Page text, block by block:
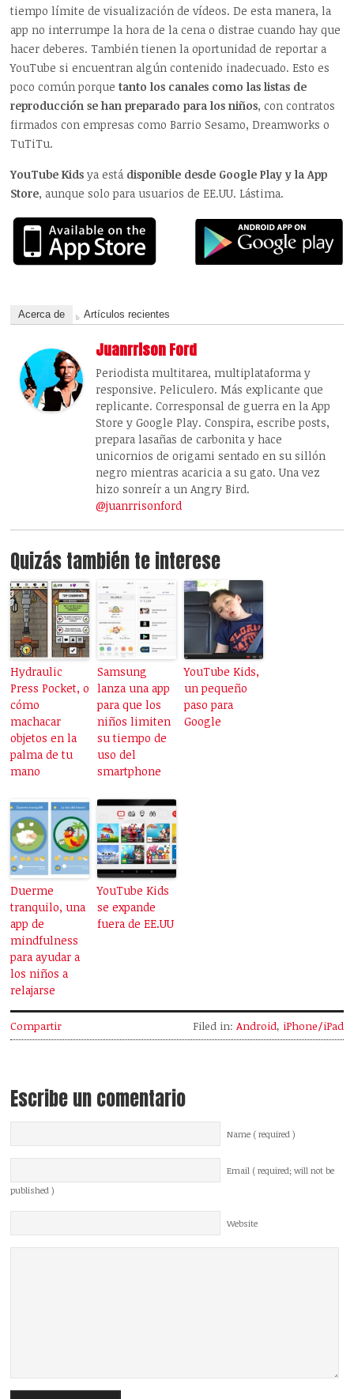
tiempo límite de visualización de vídeos. De esta manera, la
app no interrumpe la hora de la cena o distrae cuando hay que
hacer deberes. También tienen la oportunidad de reportar a
YouTube si encuentran algún contenido inadecuado. Esto es
poco común porquetanto los canales como las listas de
reproducción se han preparado para los niños, con contratos
firmados con empresas como Barrio Sesamo, Dreamworks o
TuTiTu.
YouTube Kids ya está disponible desde Google Play y la App
Store, aunque solo para usuarios de EE.UU. Lástima.
Acerca de Artículos recientes
Juanrrison Ford
Periodista multitarea, multiplataforma y
responsive. Peliculero. Más explicante que
replicante. Corresponsal de guerra en la App
Store y Google Play. Conspira, escribe posts,
prepara lasañas de carbonita y hace
unicornios de origami sentado en su sillón
negro mientras acaricia a su gato. Una vez
hizo sonreír a un Angry Bird.
@juanrrisonford
Quizás también te interese
Hydraulic
Press Pocket, o
cómo
machacar
objetos en la
palma de tu
mano
Samsung
lanza una app
para que los
niños limiten
su tiempo de
uso del
smartphone
YouTube Kids,
un pequeño
paso para
Google
Duerme
tranquilo, una
app de
mindfulness
para ayudar a
los niños a
relajarse
YouTube Kids
se expande
fuera de EE.UU
Compartir Filed in: Android, iPhone/iPad
Escribe un comentario
Name ( required )
Email ( required; will not be
published )
Website